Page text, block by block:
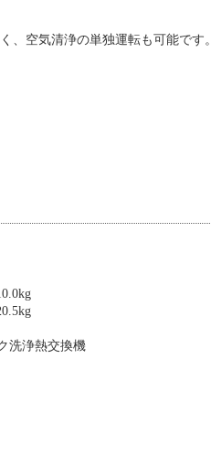
、空気清浄の単独運転も可能です。
洗浄熱交換機